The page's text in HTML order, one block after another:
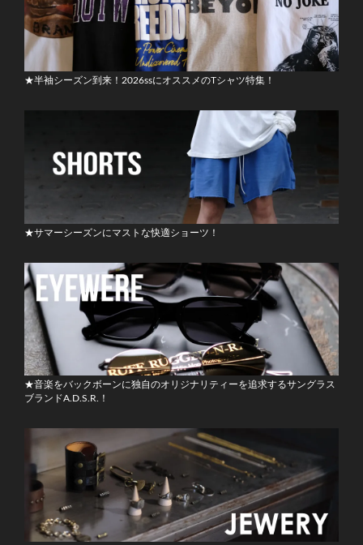
★半袖シーズン到来！2026ssにオススメのTシャツ特集！
★サマーシーズンにマストな快適ショーツ！
★音楽をバックボーンに独自のオリジナリティーを追求するサングラス
ブランドA.D.S.R.！